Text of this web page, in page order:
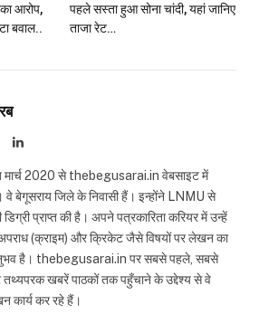
आरोप,
बवाल..
पहले सस्ता हुआ सोना चांदी, यहां जानिए
ताजा रेट…
LinkedIn
मार्च 2020 से thebegusarai.in वेबसाइट में
वे बेगूसराय जिले के निवासी हैं। इन्होंने LNMU से
प्राप्त की है। अपने पत्रकारिता करियर में उन्हें
अपराध (क्राइम) और क्रिकेट जैसे विषयों पर लेखन का
है। thebegusarai.in पर सबसे पहले, सबसे
खबरें पाठकों तक पहुँचाने के उद्देश्य से वे
कार्य कर रहे हैं।